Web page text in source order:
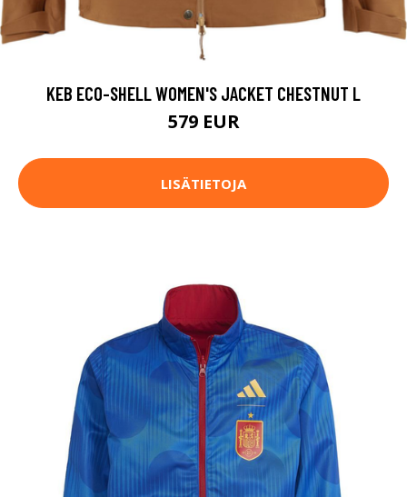
KEB ECO-SHELL WOMEN'S JACKET CHESTNUT L
579 EUR
LISÄTIETOJA